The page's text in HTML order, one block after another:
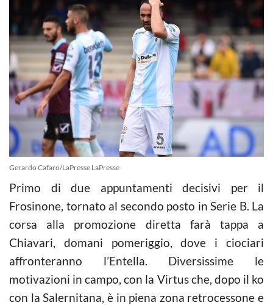
Gerardo Cafaro/LaPresse LaPresse
Primo di due appuntamenti decisivi per il
Frosinone, tornato al secondo posto in Serie B. La
corsa alla promozione diretta farà tappa a
Chiavari, domani pomeriggio, dove i ciociari
affronteranno l’Entella. Diversissime le
motivazioni in campo, con la Virtus che, dopo il ko
con la Salernitana, è in piena zona retrocessone e